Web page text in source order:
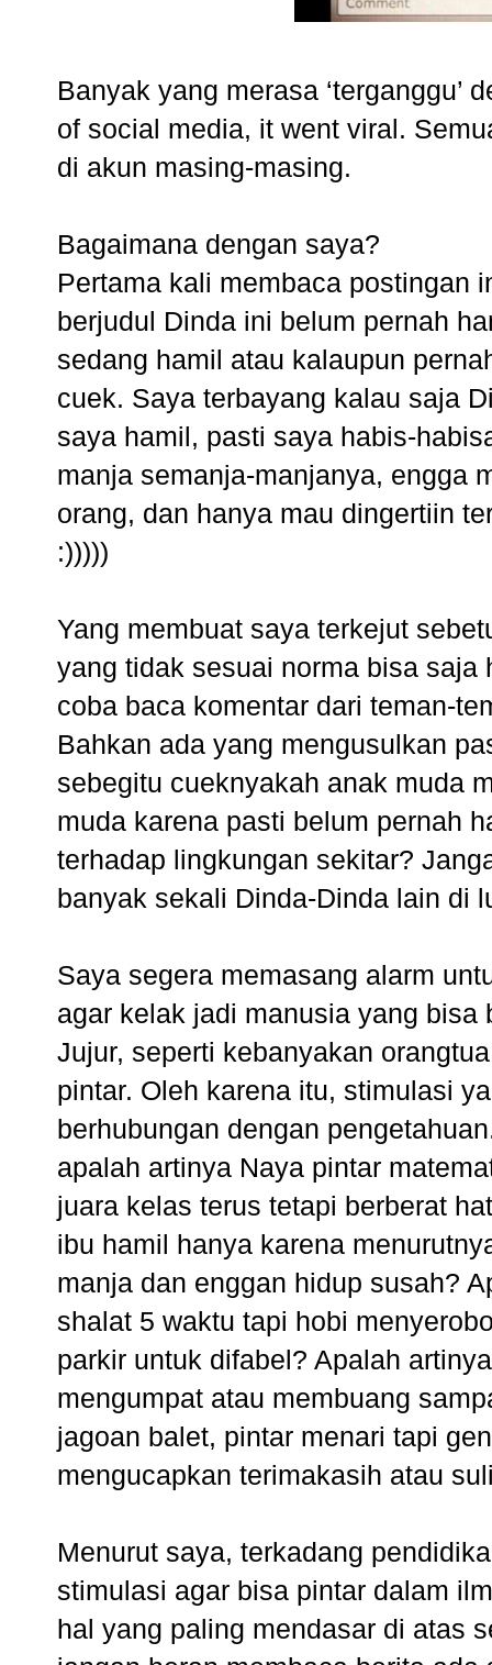
Banyak yang merasa ‘terganggu’
of social media, it went viral.
di akun masing-masing.
Bagaimana dengan saya?
Pertama kali membaca postingan
berjudul Dinda ini belum pernah
sedang hamil atau kalaupun
cuek. Saya terbayang kalau saja
saya hamil, pasti saya habis-
manja semanja-manjanya, engga
orang, dan hanya mau dingertiin
:)))))
Yang membuat saya terkejut
yang tidak sesuai norma bisa saja
coba baca komentar dari teman-
Bahkan ada yang mengusulkan
sebegitu cueknyakah anak muda
muda karena pasti belum pernah
terhadap lingkungan sekitar?
banyak sekali Dinda-Dinda lain di
Saya segera memasang alarm
agar kelak jadi manusia yang bisa
Jujur, seperti kebanyakan
pintar. Oleh karena itu, stimulasi
berhubungan dengan
apalah artinya Naya pintar
juara kelas terus tetapi berberat
ibu hamil hanya karena
manja dan enggan hidup susah?
shalat 5 waktu tapi hobi
parkir untuk difabel? Apalah
mengumpat atau membuang
jagoan balet, pintar menari tapi
mengucapkan terimakasih atau
Menurut saya, terkadang
stimulasi agar bisa pintar dalam
hal yang paling mendasar di atas